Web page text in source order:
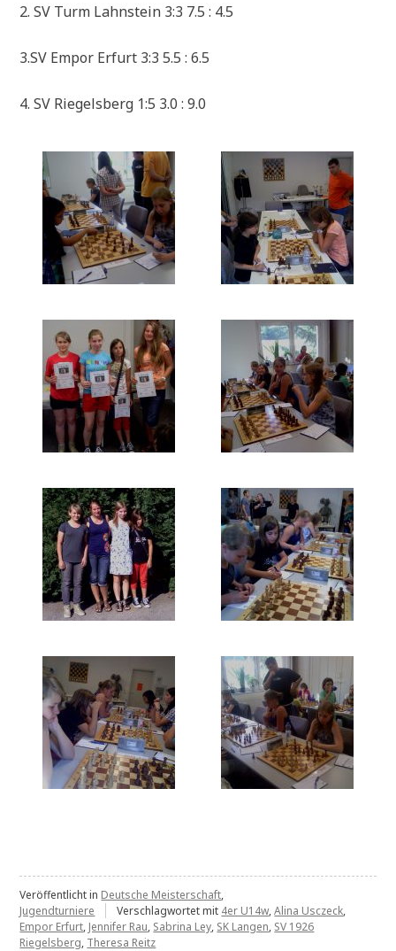
2. SV Turm Lahnstein 3:3 7.5 : 4.5
3.SV Empor Erfurt 3:3 5.5 : 6.5
4. SV Riegelsberg 1:5 3.0 : 9.0
Veröffentlicht in Deutsche Meisterschaft,
Jugendturniere
Verschlagwortet mit 4er U14w,Alina Usczeck,
Empor Erfurt, Jennifer Rau, Sabrina Ley, SK Langen, SV 1926
Riegelsberg, Theresa Reitz